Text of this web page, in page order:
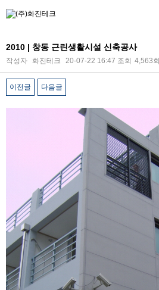
2010 | 창동 근린생활시설 신축공사
작성자 화진테크 20-07-22 16:47 조회 4,563회
이전글 다음글